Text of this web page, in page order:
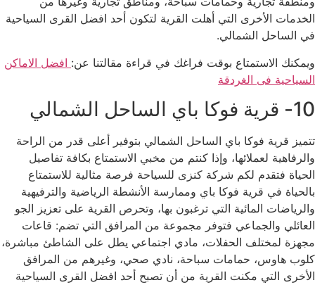
الخدمات الأخرى التي أهلت القرية لتكون أحد افضل القرى السياحية
في الساحل الشمالي.
ويمكنك الاستمتاع بوقت فراغك في قراءة مقالتنا عن: افضل الاماكن
السياحية فى الغردقة
10- قرية فوكا باي الساحل الشمالي
تتميز قرية فوكا باي الساحل الشمالي بتوفير أعلى قدر من الراحة
والرفاهية لعملائها، وإذا كنتم من مخبي الاستمتاع بكافة تفاصيل
الحياة فتقدم لكم شركة كنزى للسياحة فرصة مثالية للاستمتاع
بالحياة في قرية فوكا باي وممارسة الأنشطة الرياضية والترفيهية
والرياضات المائية التي ترغبون بها، وتحرص القرية على تعزيز الجو
العائلي والجماعي فتوفر مجموعة من المرافق التي تضم: قاعات
مجهزة لمختلف الحفلات، مادي اجتماعي يطل على الشاطئ مباشرة،
كلوب هاوس، حمامات سباحة، نادي صحي، وغيرهم من المرافق
الأخرى التي مكنت القرية من أن تصبح أحد افضل القرى السياحية